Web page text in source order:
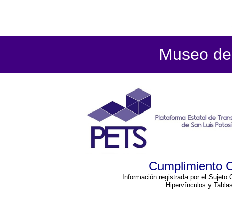
Museo
Cumplimiento
Información registrada por el
Hipervínculos y